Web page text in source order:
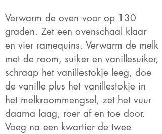
Verwarm de oven voor op 130
graden. Zet een ovenschaal klaar
en vier ramequins. Verwarm de melk
met de room, suiker en vanillesuiker,
schraap het vanillestokje leeg, doe
de vanille plus het vanillestokje in
het melkroommengsel, zet het vuur
daarna laag, roer af en toe door.
Voeg na een kwartier de twee